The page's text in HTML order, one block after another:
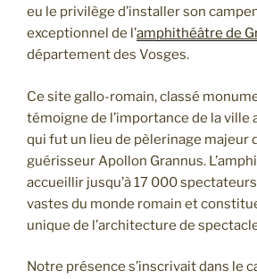
eu le privilège d’installer son
exceptionnel de l’amphithéâtre de
département des Vosges.
Ce site gallo-romain, classé
témoigne de l’importance de la ville
qui fut un lieu de pèlerinage majeur
guérisseur Apollon Grannus.
accueillir jusqu’à 17 000
vastes du monde romain et
unique de l’architecture de
Notre présence s’inscrivait dans le